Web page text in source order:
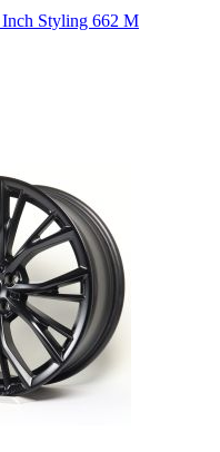
Styling 662 M